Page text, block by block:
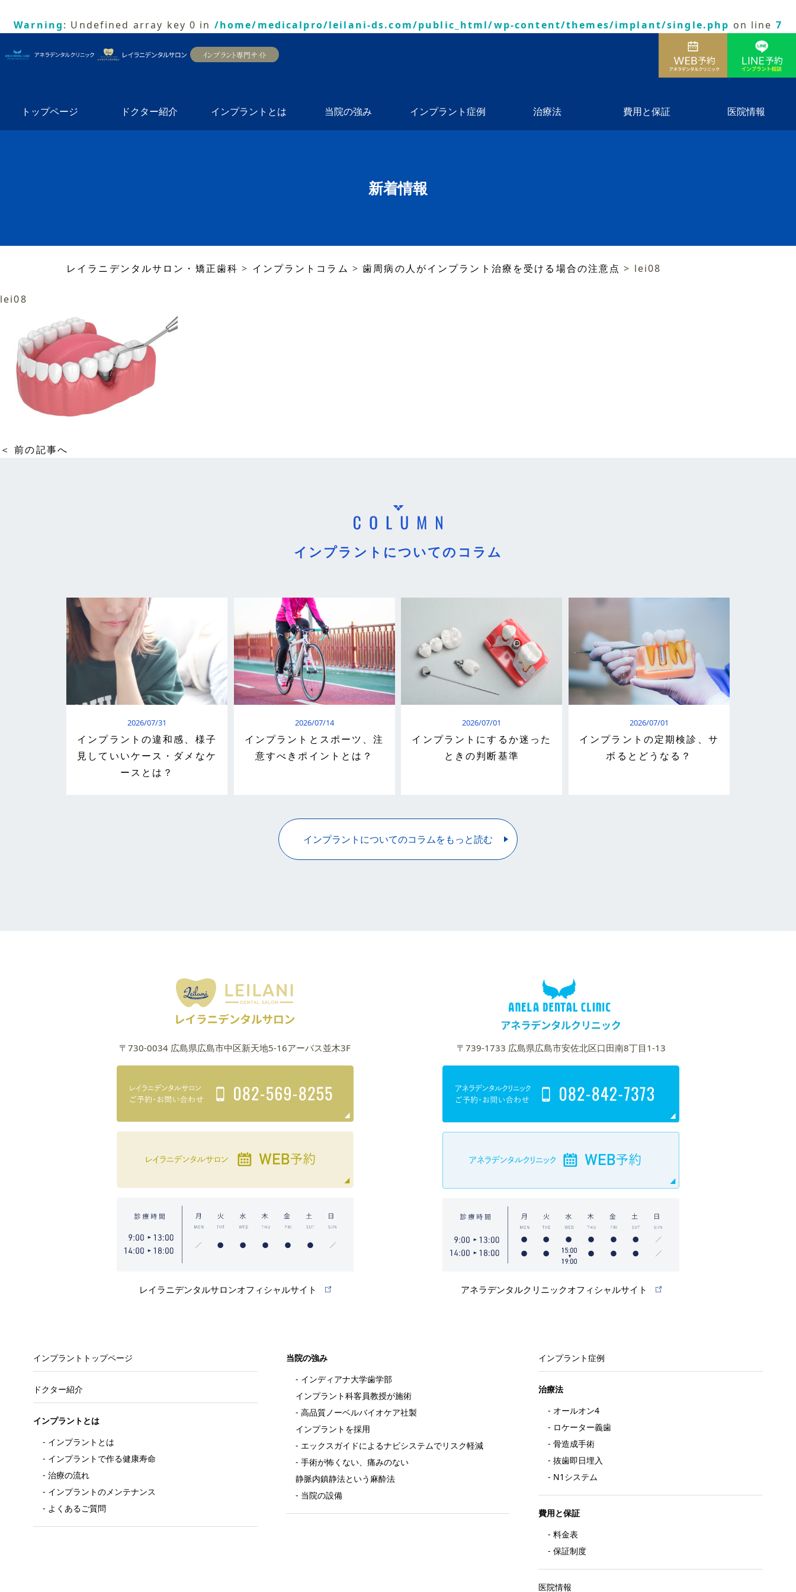
Warning: Undefined array key 0 in /home/medicalpro/leilani-ds.com/public_html/wp-content/themes/implant/single.php on line 7
トップページ ドクター紹介 インプラントとは 当院の強み インプラント症例 治療法 費用と保証 医院情報
新着情報
レイラニデンタルサロン・矯正歯科 > インプラントコラム >歯周病の人がインプラント治療を受ける場合の注意点 > lei08
lei08
＜ 前の記事へ
インプラントについてのコラム
2026/07/31
インプラントの違和感、様子
見していいケース・ダメなケ
ースとは？
2026/07/14
インプラントとスポーツ、注
意すべきポイントとは？
2026/07/01
インプラントにするか迷った
ときの判断基準
2026/07/01
インプラントの定期検診、サ
ボるとどうなる？
インプラントについてのコラムをもっと読む
〒730-0034 広島県広島市中区新天地5-16アーバス並木3F
レイラニデンタルサロンオフィシャルサイト
〒739-1733 広島県広島市安佐北区口田南8丁目1-13
アネラデンタルクリニックオフィシャルサイト
インプラントトップページ
ドクター紹介
インプラントとは
インプラントとは
インプラントで作る健康寿命
治療の流れ
インプラントのメンテナンス
よくあるご質問
当院の強み
インディアナ大学歯学部
インプラント科客員教授が施術
高品質ノーベルバイオケア社製
インプラントを採用
エックスガイドによるナビシステムでリスク軽減
手術が怖くない、痛みのない
静脈内鎮静法という麻酔法
当院の設備
インプラント症例
治療法
オールオン4
ロケーター義歯
骨造成手術
抜歯即日埋入
N1システム
費用と保証
料金表
保証制度
医院情報